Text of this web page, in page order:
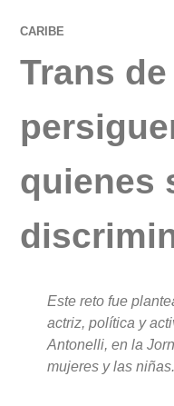
CARIBE
Trans
quienes
Este reto fue
actriz, política y
Antonelli, en la
mujeres y las niñas.